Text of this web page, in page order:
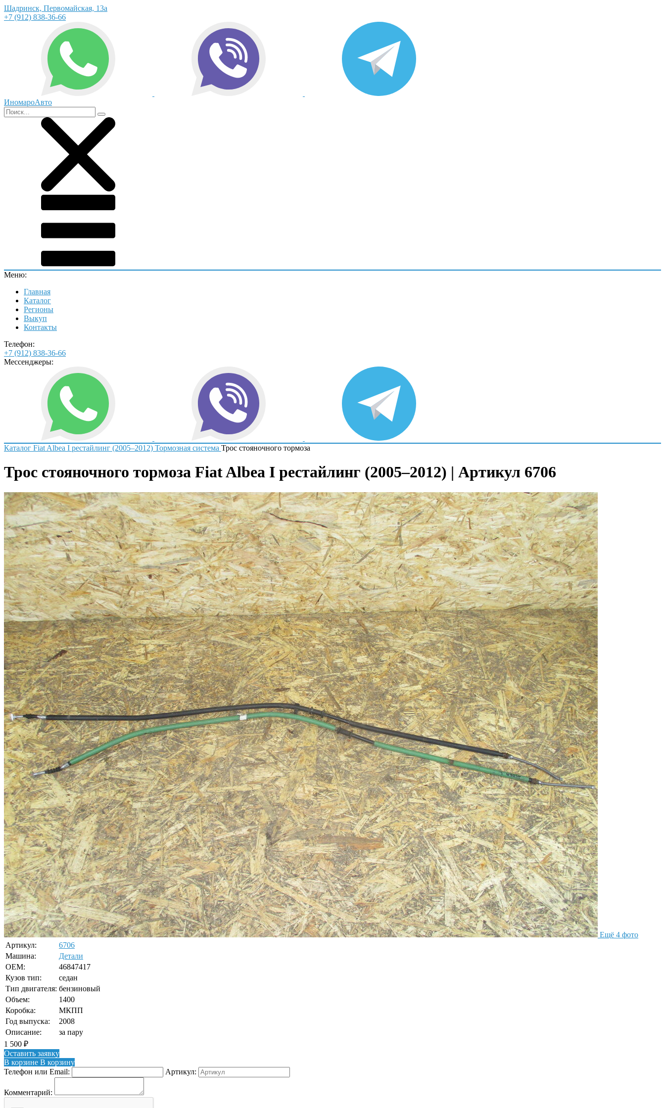
Шадринск, Первомайская, 13а
+7 (912) 838-36-66
ИномароАвто
Меню:
Главная
Каталог
Регионы
Выкуп
Контакты
Телефон:
+7 (912) 838-36-66
Мессенджеры:
Каталог Fiat Albea I рестайлинг (2005–2012) Тормозная система Трос стояночного тормоза
Трос стояночного тормоза Fiat Albea I рестайлинг (2005–2012) | Артикул 6706
Ещё 4 фото
Артикул:
6706
Машина:
Детали
OEM:
46847417
Кузов тип:
седан
Тип двигателя: бензиновый
Объем:
1400
Коробка:
МКПП
Год выпуска:
2008
Описание:
за пару
1 500 ₽
Оставить заявку
В корзине В корзину
Телефон или Email:
Артикул:
Комментарий: